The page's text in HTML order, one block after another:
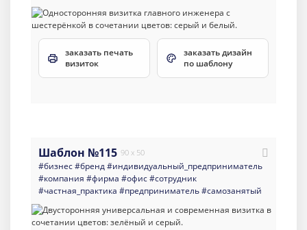
заказать печать
визиток
заказать дизайн
по шаблону
Шаблон №115 90 x 50
#бизнес#бренд#индивидуальный_предприниматель
#компания #фирма #офис#сотрудник
#частная_практика #предприниматель#самозанятый